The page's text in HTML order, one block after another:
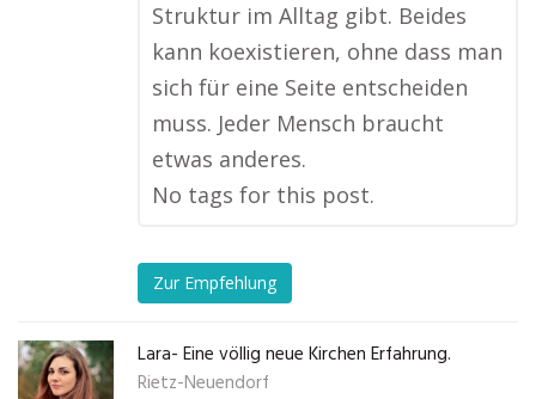
Struktur im Alltag gibt. Beides
kann koexistieren, ohne dass man
sich für eine Seite entscheiden
muss. Jeder Mensch braucht
etwas anderes.
No tags for this post.
Zur Empfehlung
Lara- Eine völlig neue Kirchen Erfahrung.
Rietz-Neuendorf